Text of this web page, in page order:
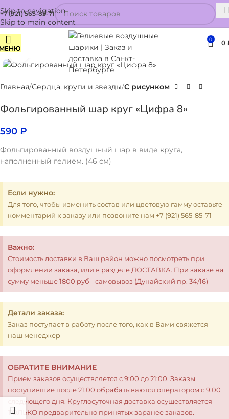
Skip to navigation
Skip to main content
+7 (921) 565-85-71
0 0
Нажмите, чтобы увеличить
Главная Сердца, круги и звезды С рисунком
Фольгированный шар круг «Цифра 8»
590 ₽
Фольгированный воздушный шар в виде круга,
наполненный гелием. (46 см)
Если нужно:
Для того, чтобы изменить состав или цветовую гамму оставьте
комментарий к заказу или позвоните нам +7 (921) 565-85-71
Важно:
Стоимость доставки в Ваш район можно посмотреть при
оформлении заказа, или в разделе ДОСТАВКА. При заказе на
сумму меньше 1800 руб - самовывоз (Дунайский пр. 34/16)
Детали заказа:
Заказ поступает в работу после того, как в Вами свяжется
наш менеджер
ОБРАТИТЕ ВНИМАНИЕ
Прием заказов осуществляется с 9:00 до 21:00. Заказы
поступившие после 21:00 обрабатываются оператором с 9:00
следующего дня. Круглосуточная доставка осуществляется
ТОЛЬКО предварительно принятых заранее заказов.